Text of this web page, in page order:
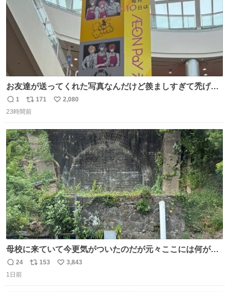
お友達が送ってくれた写真なんだけど羨ましすぎて禿げそ
う
返
信
1
リ
ポ
ト
数
171
い
数
2,080
23時間前
母校に来ていて今更気がついたのだが元々ここには何があ
ったのだろう…？_:(´ཀ`」 ∠):
返
信
24
リ
153
い
3,843
1日前